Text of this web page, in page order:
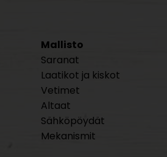
Mallisto
Saranat
Laatikot ja kiskot
Vetimet
Altaat
Sähköpöydät
Mekanismit